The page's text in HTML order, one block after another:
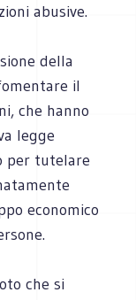
abusive.
della
il
che hanno
legge
per tutelare
economico
che si